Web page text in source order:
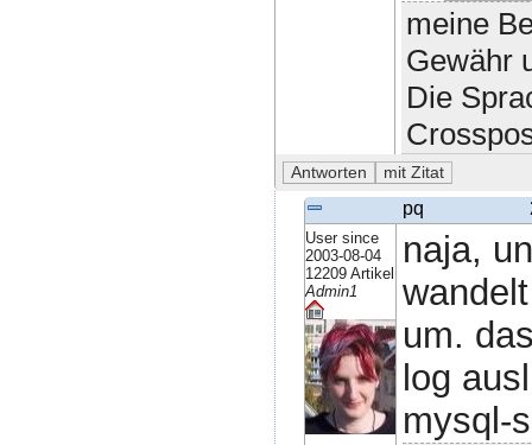
meine
Gewähr
Die
pq
User since
2003-08-04
12209 Artikel
Admin1
naja,
um.
log
mysql-